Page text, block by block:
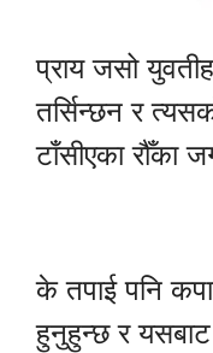
प्राय जसो
तर्सिन्छन र
टाँसीएका रौँका
के तपाई पनि
हुनुहुन्छ र